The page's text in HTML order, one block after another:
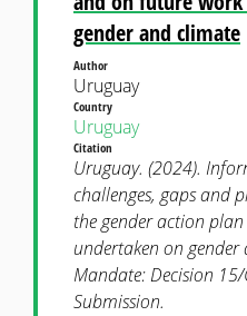
gender and climate
Author
Uruguay
Country
Uruguay
Citation
Uruguay. (2024).
challenges, gaps and
the gender action
undertaken on
Mandate: Decision
Submission.